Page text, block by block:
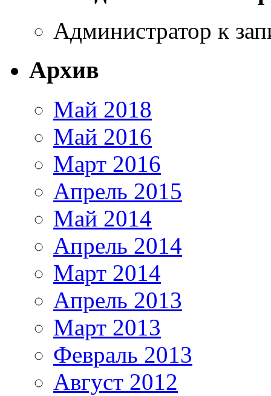
Администратор к
Архив
Май 2018
Май 2016
Март 2016
Апрель 2015
Май 2014
Апрель 2014
Март 2014
Апрель 2013
Март 2013
Февраль 2013
Август 2012